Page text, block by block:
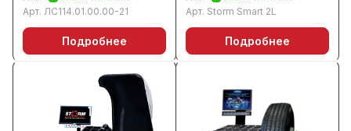
Арт. ЛС114.01.00.00-21
Подробнее
Арт. Storm Smart 2L
Подробнее